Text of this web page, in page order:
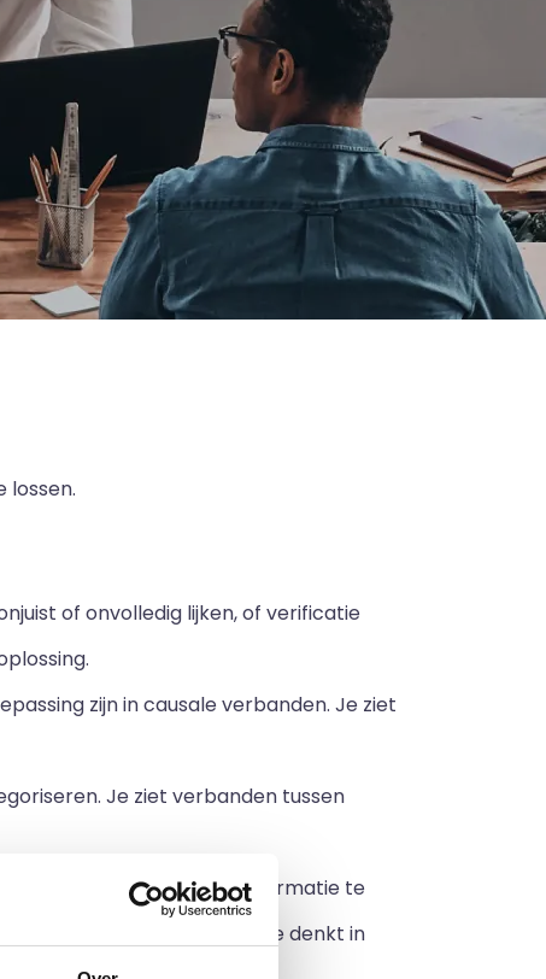
lossen.
of onvolledig lijken, of verificatie
zijn in causale verbanden. Je ziet
Je ziet verbanden tussen
van een reeks informatie te
betreffende probleem. Je denkt in